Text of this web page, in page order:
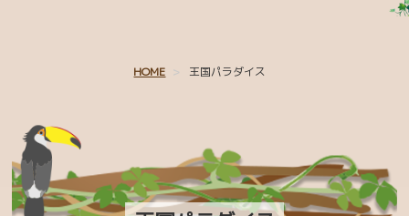
親子 ～王国生まれの赤ちゃんたち～
ひとふでがき作家 minaco sakamoto コラボ
シャムドクチュール
HOME 王国パラダイス